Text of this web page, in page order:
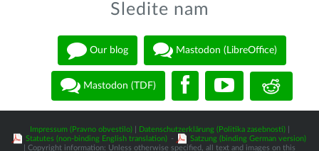
Sledite nam
Our blog Mastodon (LibreOffice)
Mastodon (TDF)
Impressum (Pravno obvestilo)| Datenschutzerklärung (Politika zasebnosti)|
Statutes (non-binding English translation) -
Satzung (binding German version)
| Copyright information: Unless otherwise specified, all text and images on this